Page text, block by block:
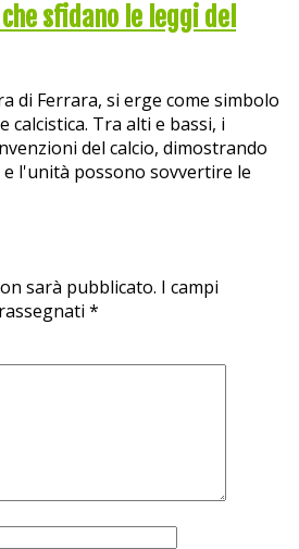
sfidano le leggi del
di Ferrara, si erge come simbolo
calcistica. Tra alti e bassi, i
del calcio, dimostrando
l'unità possono sovvertire le
sarà pubblicato. I campi
*